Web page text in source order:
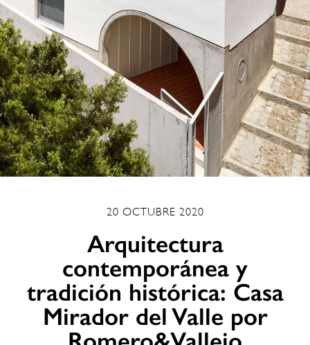
20 OCTUBRE 2020
Arquitectura
contemporánea y
tradición histórica: Casa
Mirador del Valle por